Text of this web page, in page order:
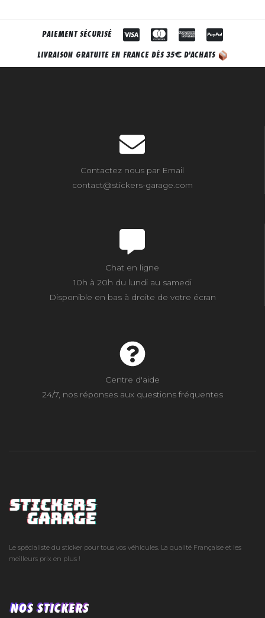
PAIEMENT SÉCURISÉ
LIVRAISON GRATUITE EN FRANCE DÈS 35€ D'ACHATS
Contactez nous par Email
contact@stickers-garage.com
Chat en ligne
10h à 20h du lundi au samedi
Disponible en bas à droite de votre écran
Centre d'aide
24/7, nos réponses aux questions fréquentes
Le spécialiste du sticker pour tous vos véhicules. La qualité Française et les
meilleurs prix en plus !
NOS STICKERS